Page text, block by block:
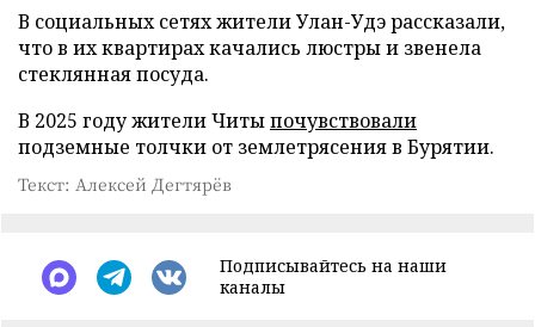
В социальных сетях жители Улан-Удэ рассказали,
что в их квартирах качались люстры и звенела
стеклянная посуда.
В 2025 году жители Читыпочувствовали
подземные толчки от землетрясения в Бурятии.
Текст: Алексей Дегтярёв
Подписывайтесь на наши
каналы